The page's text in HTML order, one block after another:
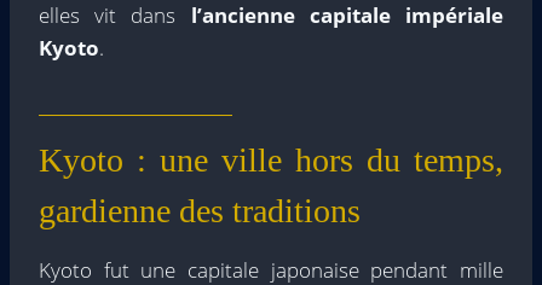
elles vit dans l’ancienne capitale impériale
Kyoto.
Kyoto : une ville hors du temps,
gardienne des traditions
Kyoto fut une capitale japonaise pendant mille